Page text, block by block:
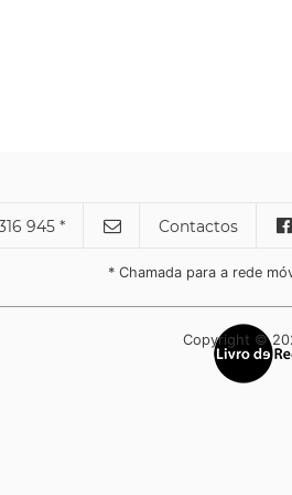
945 * Contactos
* Chamada para a rede
Copyright ©